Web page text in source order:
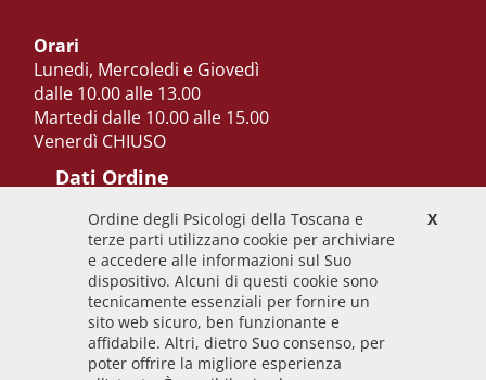
Orari
Lunedi, Mercoledi e Giovedì
dalle 10.00 alle 13.00
Martedi dalle 10.00 alle 15.00
Venerdì CHIUSO
Dati Ordine
Codice Fiscale
92009700458
Codice IPA
odpt_to
Linee guida
X
Ordine degli Psicologi della Toscana e
terze parti utilizzano cookie per archiviare
e accedere alle informazioni sul Suo
dispositivo. Alcuni di questi cookie sono
tecnicamente essenziali per fornire un
sito web sicuro, ben funzionante e
affidabile. Altri, dietro Suo consenso, per
poter offrire la migliore esperienza